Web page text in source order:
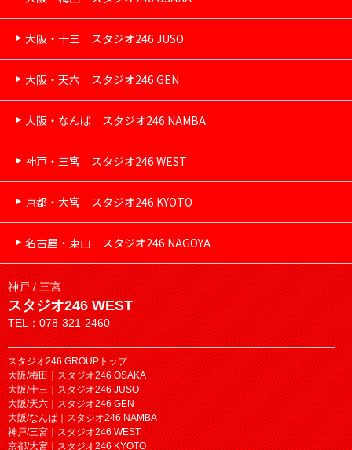
大阪・十三｜スタジオ246 JUSO
大阪・天六｜スタジオ246 GEN
大阪・なんば｜スタジオ246 NAMBA
神戸・三宮｜スタジオ246 WEST
京都・大宮｜スタジオ246 KYOTO
名古屋・東山｜スタジオ246 NAGOYA
神戸 / 三宮
スタジオ246 WEST
TEL：078-321-2460
スタジオ246 GROUPトップ
大阪/梅田｜スタジオ246 OSAKA
大阪/十三｜スタジオ246 JUSO
大阪/天六｜スタジオ246 GEN
大阪/なんば｜スタジオ246 NAMBA
神戸/三宮｜スタジオ246 WEST
京都/大宮｜スタジオ246 KYOTO